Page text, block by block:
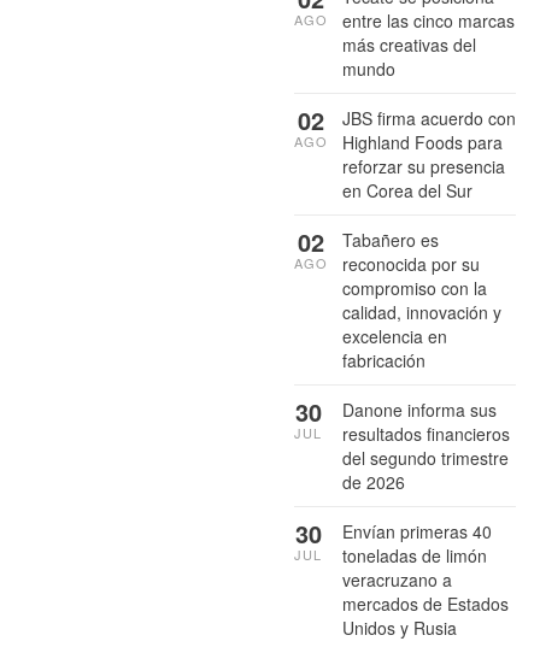
entre las cinco marcas
más creativas del
mundo
AGO
JBS firma acuerdo con
Highland Foods para
reforzar su presencia
en Corea del Sur
02
AGO
Tabañero es
reconocida por su
compromiso con la
calidad, innovación y
excelencia en
fabricación
02
AGO
Danone informa sus
resultados financieros
del segundo trimestre
de 2026
30
JUL
Envían primeras 40
toneladas de limón
veracruzano a
mercados de Estados
Unidos y Rusia
30
JUL